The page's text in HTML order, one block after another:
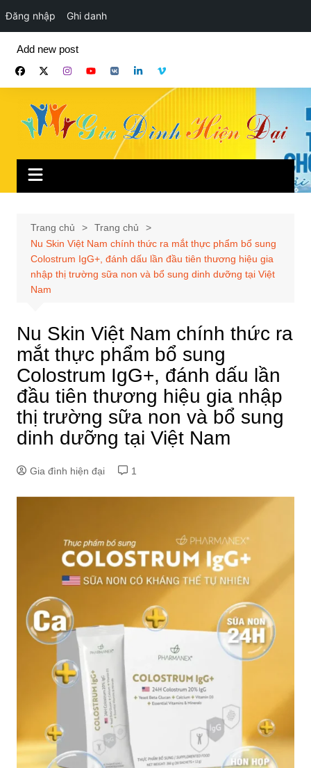
Đăng nhập Ghi danh
phần
Add new post
Trang chủ
Trang chủ
Nu Skin Việt Nam chính thức ra mắt thực phẩm bổ sung
Colostrum IgG+, đánh dấu lần đầu tiên thương hiệu gia
nhập thị trường sữa non và bổ sung dinh dưỡng tại Việt
Nam
Nu Skin Việt Nam chính thức ra
mắt thực phẩm bổ sung
Colostrum IgG+, đánh dấu lần
đầu tiên thương hiệu gia nhập
thị trường sữa non và bổ sung
dinh dưỡng tại Việt Nam
Gia đình hiện đại 1